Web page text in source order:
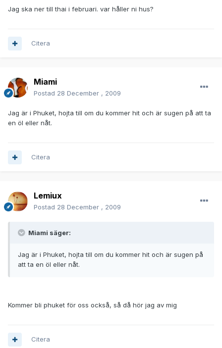
Jag ska ner till thai i februari. var håller ni hus?
Citera
Miami
Postad 28 December , 2009
Jag är i Phuket, hojta till om du kommer hit och är sugen på att ta
en öl eller nåt.
Citera
Lemiux
Postad 28 December , 2009
Miami säger:
Jag är i Phuket, hojta till om du kommer hit och är sugen på
att ta en öl eller nåt.
Kommer bli phuket för oss också, så då hör jag av mig
Citera